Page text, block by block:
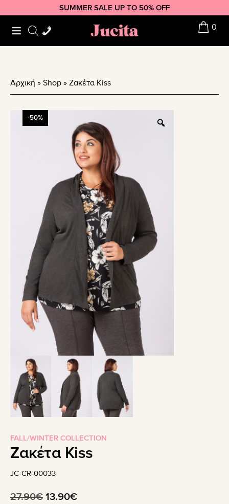
to
primary
to
main
to
footer
SUMMER SALE UP TO 50% OFF
Jucita 0
Αρχική » Shop » Ζακέτα Kiss
-50%
FALL/WINTER COLLECTION
Ζακέτα Kiss
JC-CR-00033
27.90€ Original
13.90€Η